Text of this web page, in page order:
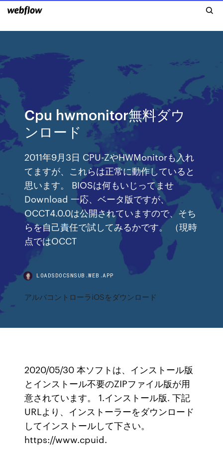
Cpu hwmonitor無料ダウ
ンロード
2011年9月3日 CPU-ZやHWMonitorも入れ
てますが、これらは正常に動作していると
思います。 BIOSは何もいじってませ
Download 一応、ベータ版ですが、
OCCT4.0.0は公開されていますので、そち
らを自己責任で試してみるかです。 （現時
点ではOCCT
LOADSDOCSNSUB.WEB.APP
アルバコントローラiOSをダウンロード
2020/05/30 本ソフトは、インストール版
とインストール不要のZIPファイル版が用
意されています。 1.インストール版. 下記
URLより、インストーラーをダウンロード
してインストールして下さい。
https://www.cpuid.